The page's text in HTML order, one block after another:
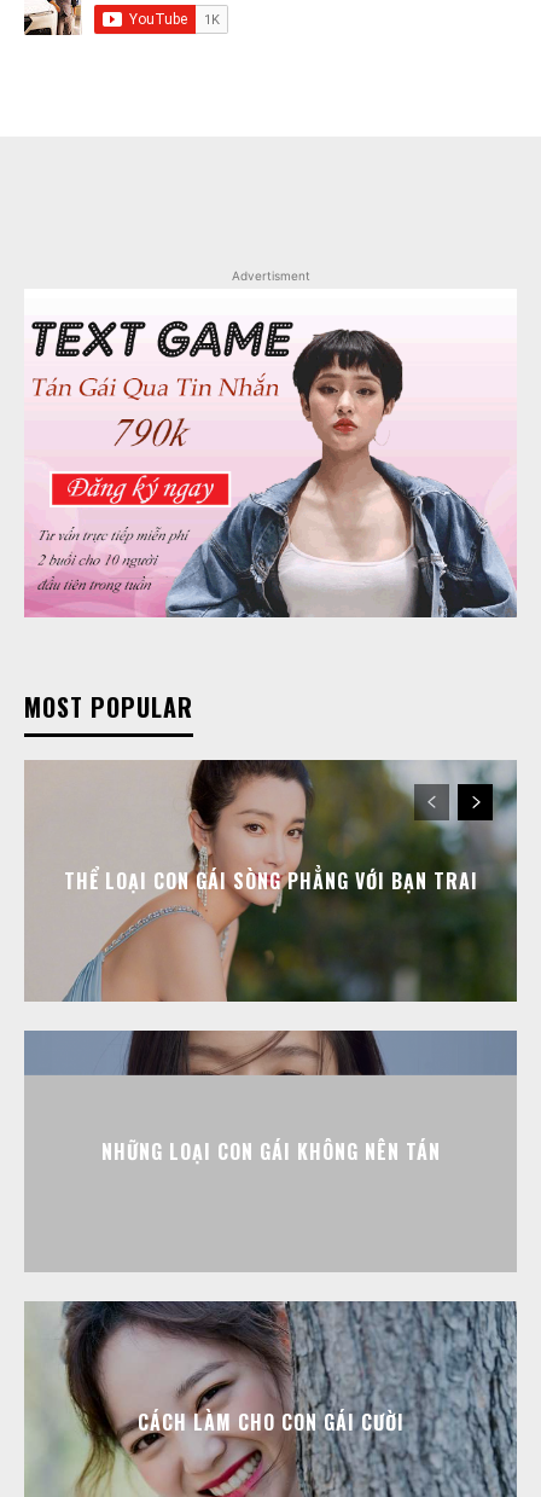
Advertisment
MOST POPULAR
THỂ LOẠI CON GÁI SÒNG PHẲNG VỚI BẠN TRAI
NHỮNG LOẠI CON GÁI KHÔNG NÊN TÁN
CÁCH LÀM CHO CON GÁI CƯỜI